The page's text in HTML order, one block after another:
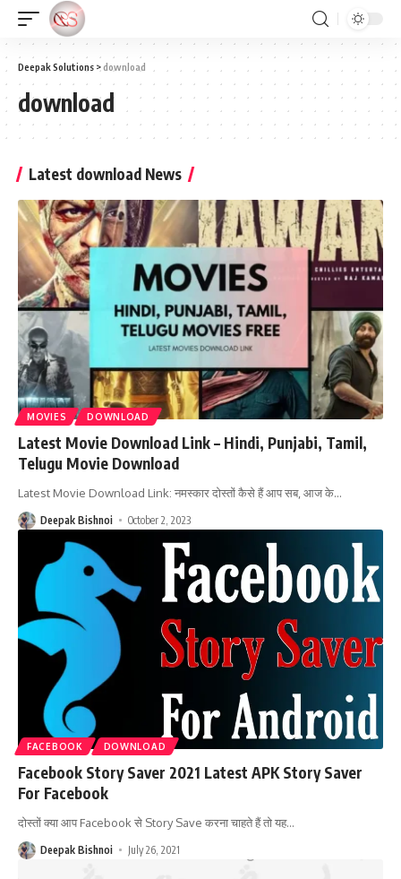
Deepak Solutions >download
download
Latest download News
MOVIES DOWNLOAD
Latest Movie Download Link – Hindi, Punjabi, Tamil,
Telugu Movie Download
Latest Movie Download Link: नमस्कार दोस्तों कैसे हैं आप सब, आज के…
Deepak Bishnoi October 2, 2023
FACEBOOK DOWNLOAD
Facebook Story Saver 2021 Latest APK Story Saver
For Facebook
दोस्तों क्या आप Facebook से Story Save करना चाहते हैं तो यह…
Deepak Bishnoi July 26, 2021